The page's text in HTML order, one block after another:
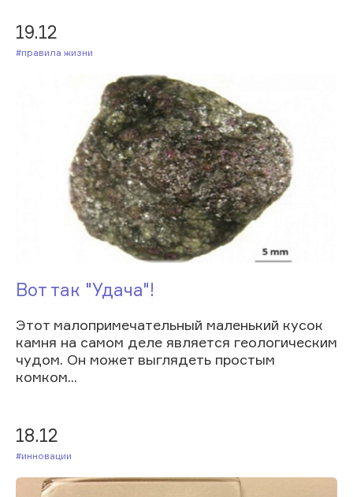
19.12
#Правила жизни
Вот так "Удача"!
Этот малопримечательный маленький кусок
камня на самом деле является геологическим
чудом. Он может выглядеть простым
комком...
18.12
#Инновации